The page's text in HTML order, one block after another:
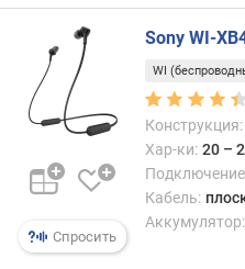
п
с
W
т
п
Спросить
Sony WI-
WI
Конструкция:
Хар-ки: 20 –
Кабель:
Аккумулятор: